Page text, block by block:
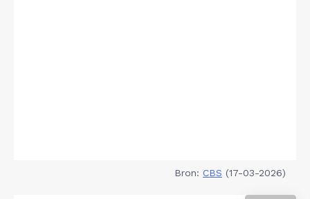
Bron: CBS (17-03-2026)